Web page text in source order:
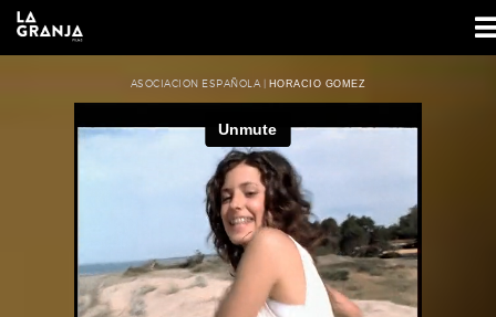
ASOCIACION ESPAÑOLA | HORACIO GOMEZ